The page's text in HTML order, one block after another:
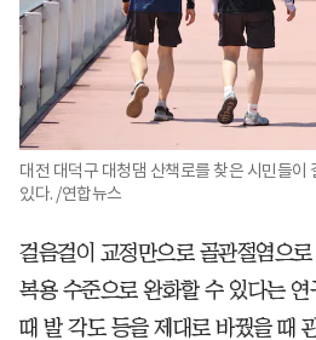
대전 대덕구 대청댐 산책로를 찾은 시민들이
있다. /연합뉴스
걸음걸이 교정만으로 골관절염으
복용 수준으로 완화할 수 있다는
때 발 각도 등을 제대로 바꿨을 때